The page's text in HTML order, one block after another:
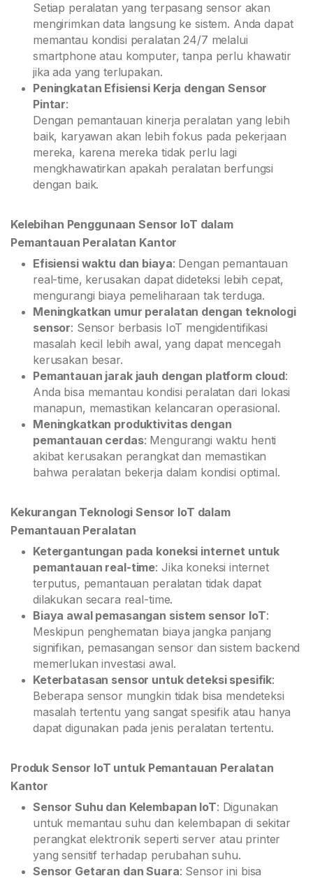
Setiap peralatan yang terpasang sensor akan
mengirimkan data langsung ke sistem. Anda dapat
memantau kondisi peralatan 24/7 melalui
smartphone atau komputer, tanpa perlu khawatir
jika ada yang terlupakan.
Peningkatan Efisiensi Kerja dengan Sensor
Pintar:
Dengan pemantauan kinerja peralatan yang lebih
baik, karyawan akan lebih fokus pada pekerjaan
mereka, karena mereka tidak perlu lagi
mengkhawatirkan apakah peralatan berfungsi
dengan baik.
Kelebihan Penggunaan Sensor IoT dalam
Pemantauan Peralatan Kantor
Efisiensi waktu dan biaya: Dengan pemantauan
real-time, kerusakan dapat dideteksi lebih cepat,
mengurangi biaya pemeliharaan tak terduga.
Meningkatkan umur peralatan dengan teknologi
sensor: Sensor berbasis IoT mengidentifikasi
masalah kecil lebih awal, yang dapat mencegah
kerusakan besar.
Pemantauan jarak jauh dengan platform cloud:
Anda bisa memantau kondisi peralatan dari lokasi
manapun, memastikan kelancaran operasional.
Meningkatkan produktivitas dengan
pemantauan cerdas: Mengurangi waktu henti
akibat kerusakan perangkat dan memastikan
bahwa peralatan bekerja dalam kondisi optimal.
Kekurangan Teknologi Sensor IoT dalam
Pemantauan Peralatan
Ketergantungan pada koneksi internet untuk
pemantauan real-time: Jika koneksi internet
terputus, pemantauan peralatan tidak dapat
dilakukan secara real-time.
Biaya awal pemasangan sistem sensor IoT:
Meskipun penghematan biaya jangka panjang
signifikan, pemasangan sensor dan sistem backend
memerlukan investasi awal.
Keterbatasan sensor untuk deteksi spesifik:
Beberapa sensor mungkin tidak bisa mendeteksi
masalah tertentu yang sangat spesifik atau hanya
dapat digunakan pada jenis peralatan tertentu.
Produk Sensor IoT untuk Pemantauan Peralatan
Kantor
Sensor Suhu dan Kelembapan IoT: Digunakan
untuk memantau suhu dan kelembapan di sekitar
perangkat elektronik seperti server atau printer
yang sensitif terhadap perubahan suhu.
Sensor Getaran dan Suara: Sensor ini bisa